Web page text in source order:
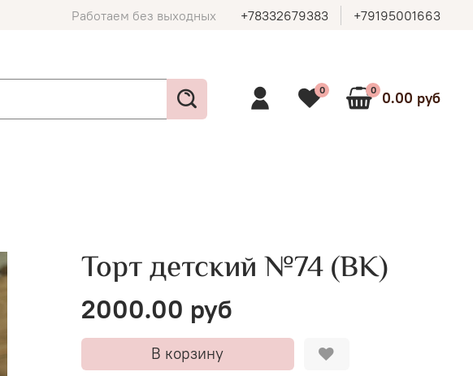
Работаем без выходных +78332679383 +79195001663
0 0 0.00 руб
Торт детский №74 (ВК)
2000.00 руб
В корзину